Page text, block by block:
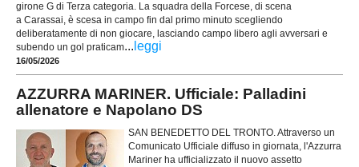
girone G di Terza categoria. La squadra della Forcese, di scena
a Carassai, è scesa in campo fin dal primo minuto scegliendo
deliberatamente di non giocare, lasciando campo libero agli avversari e
subendo un gol praticam... leggi
16/05/2026
AZZURRA MARINER. Ufficiale: Palladini
allenatore e Napolano DS
SAN BENEDETTO DEL TRONTO. Attraverso un
Comunicato Ufficiale diffuso in giornata, l'Azzurra
Mariner ha ufficializzato il nuovo assetto